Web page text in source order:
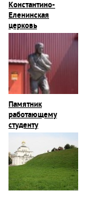
Константино-
Еленинская
церковь
Памятник
работающему
студенту